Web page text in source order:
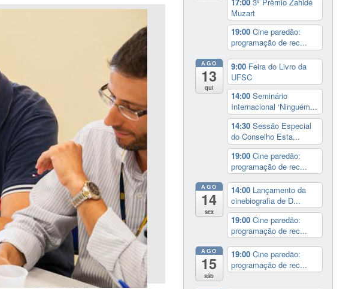
Muzart
19:00 Cine paredão:
programação de rec...
AGO
13
qui
9:00 Feira do Livro da
UFSC
14:00 Seminário
Internacional ‘Ninguém...
14:30 Sessão Especial
do Conselho Esta...
19:00 Cine paredão:
programação de rec...
AGO
14
sex
14:00 Lançamento da
cinebiografia de D...
19:00 Cine paredão:
programação de rec...
AGO
15
sáb
19:00 Cine paredão:
programação de rec...